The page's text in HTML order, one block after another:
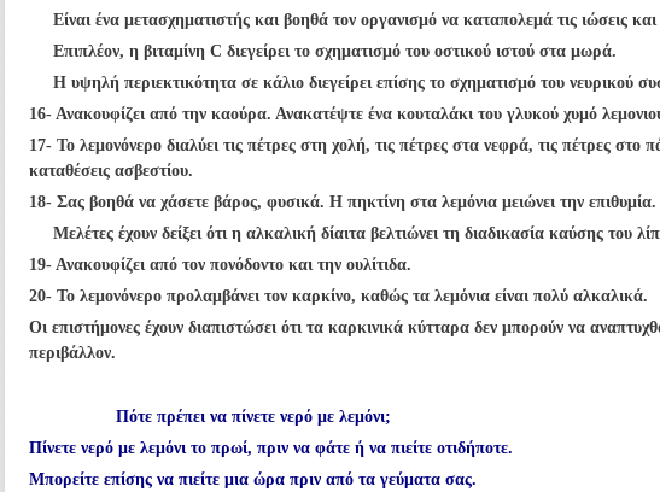
Είναι ένα μετασχηματιστής και βοηθά τον οργανισμό να καταπολεμά τις ιώσεις
Επιπλέον, η βιταμίνη C διεγείρει το σχηματισμό του οστικού ιστού στα μωρά.
Η υψηλή περιεκτικότητα σε κάλιο διεγείρει επίσης το σχηματισμό του νευρικού
16- Ανακουφίζει από την καούρα. Ανακατέψτε ένα κουταλάκι του γλυκού χυμό
17- Το λεμονόνερο διαλύει τις πέτρες στη χολή, τις πέτρες στα νεφρά, τις πέτρες στο
καταθέσεις ασβεστίου.
18- Σας βοηθά να χάσετε βάρος, φυσικά. Η πηκτίνη στα λεμόνια μειώνει την επιθυμία.
Μελέτες έχουν δείξει ότι η αλκαλική δίαιτα βελτιώνει τη διαδικασία καύσης του
19- Ανακουφίζει από τον πονόδοντο και την ουλίτιδα.
20- Το λεμονόνερο προλαμβάνει τον καρκίνο, καθώς τα λεμόνια είναι πολύ αλκαλικά.
Οι επιστήμονες έχουν διαπιστώσει ότι τα καρκινικά κύτταρα δεν μπορούν να
περιβάλλον.
Πότε πρέπει να πίνετε νερό με λεμόνι;
Πίνετε νερό με λεμόνι το πρωί, πριν να φάτε ή να πιείτε οτιδήποτε.
Μπορείτε επίσης να πιείτε μια ώρα πριν από τα γεύματα σας.